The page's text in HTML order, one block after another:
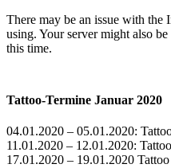
There may be an issue with the
using. Your server might also
this time.
Tattoo-Termine Januar 2020
04.01.2020 – 05.01.2020:
11.01.2020 – 12.01.2020:
17.01.2020 – 19.01.2020